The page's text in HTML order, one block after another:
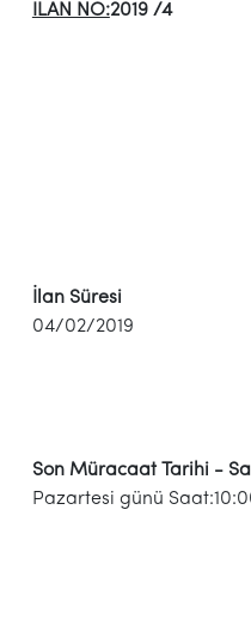
İLAN NO:2019 /4
İlan
04/02/2019
Son Müracaat Tarihi
Pazartesi günü